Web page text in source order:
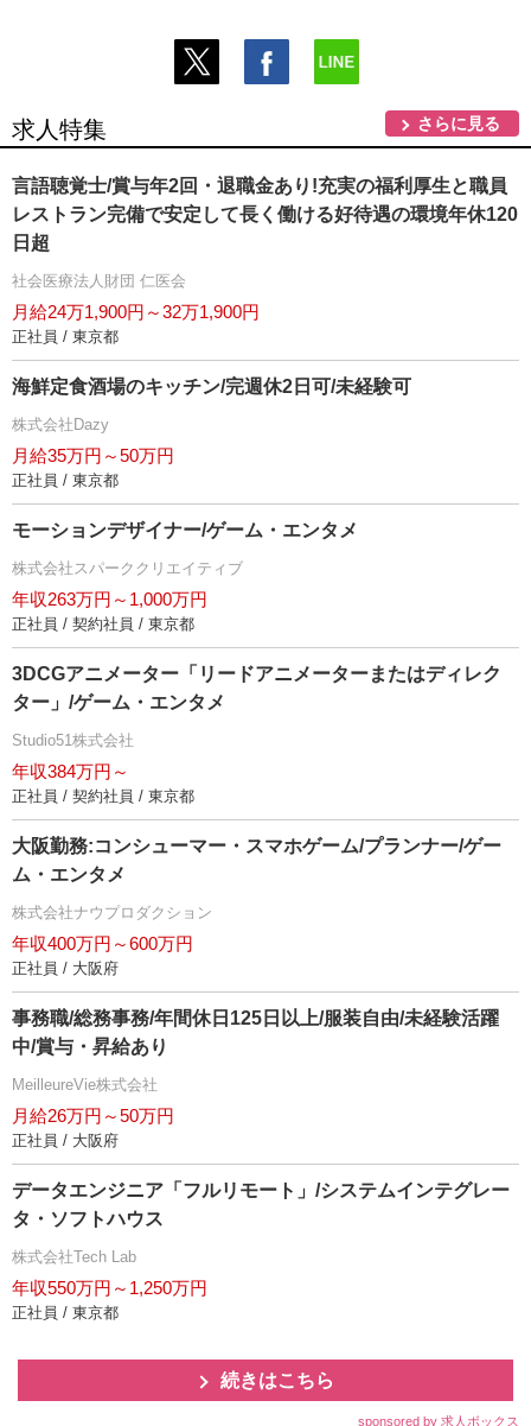
求人特集 さらに見る
言語聴覚士/賞与年2回・退職金あり!充実の福利厚生と職員
レストラン完備で安定して長く働ける好待遇の環境年休120
日超
社会医療法人財団 仁医会
月給24万1,900円～32万1,900円
正社員 / 東京都
海鮮定食酒場のキッチン/完週休2日可/未経験可
株式会社Dazy
月給35万円～50万円
正社員 / 東京都
モーションデザイナー/ゲーム・エンタメ
株式会社スパーククリエイティブ
年収263万円～1,000万円
正社員 / 契約社員 / 東京都
3DCGアニメーター「リードアニメーターまたはディレク
ター」/ゲーム・エンタメ
Studio51株式会社
年収384万円～
正社員 / 契約社員 / 東京都
大阪勤務:コンシューマー・スマホゲーム/プランナー/ゲー
ム・エンタメ
株式会社ナウプロダクション
年収400万円～600万円
正社員 / 大阪府
事務職/総務事務/年間休日125日以上/服装自由/未経験活躍
中/賞与・昇給あり
MeilleureVie株式会社
月給26万円～50万円
正社員 / 大阪府
データエンジニア「フルリモート」/システムインテグレー
タ・ソフトハウス
株式会社Tech Lab
年収550万円～1,250万円
正社員 / 東京都
続きはこちら
sponsored by 求人ボックス